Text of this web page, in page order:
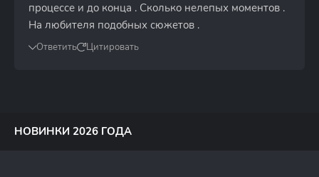
процессе и до конца . Сколько нелепых моментов .
На любителя подобных сюжетов .
Ответить Цитировать
НОВИНКИ 2026 ГОДА